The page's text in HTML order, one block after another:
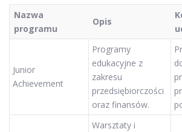
Nazwa
programu
Opis
Junior
Achievement
Programy
edukacyjne z
zakresu
przedsiębiorczości
oraz finansów.
Warsztaty i